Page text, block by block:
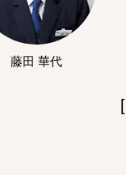
藤田 華代
[